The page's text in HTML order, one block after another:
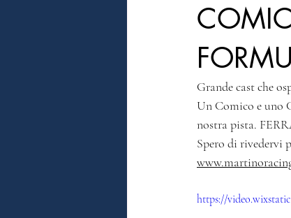
Grande cast che
Un Comico e uno
nostra pista.
Spero di rivedervi
https://